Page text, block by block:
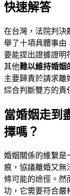
快速解答
在台灣，法院判決
舉了十項具體事由
要能提出證據證明
其他難以維持婚姻
主要歸責於請求離
綜合判斷雙方的責
當婚姻走到
擇嗎？
婚姻關係的維繫是
痕，協議離婚又無
條可能的途徑。然
功，它需要符合嚴